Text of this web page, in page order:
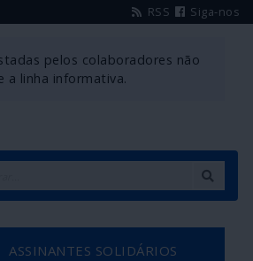
RSS Siga-nos
pelos colaboradores não
a linha informativa.
ASSINANTES SOLIDÁRIOS